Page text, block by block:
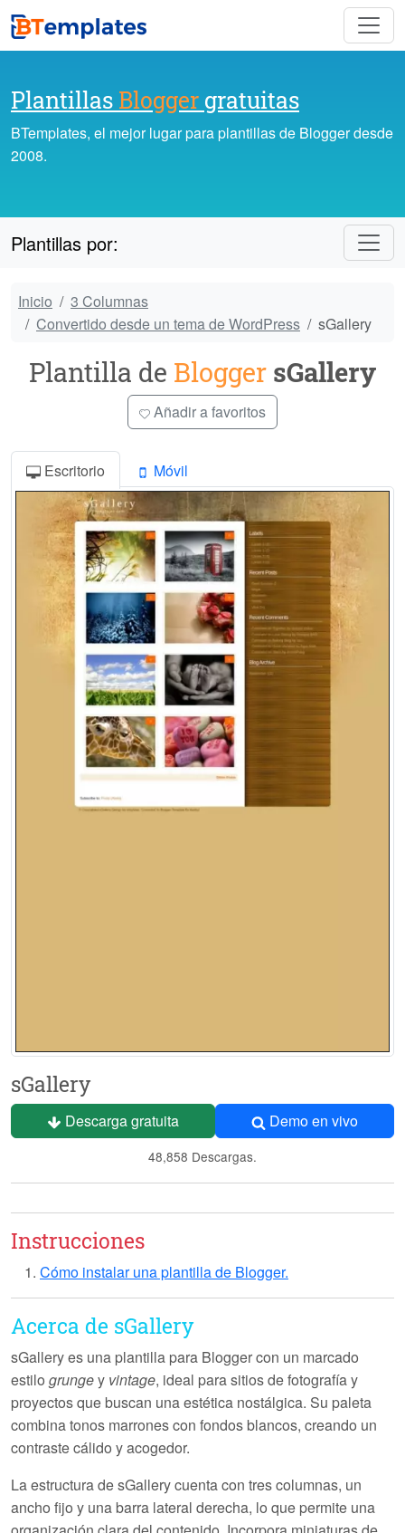
Plantillas Blogger gratuitas
BTemplates, el mejor lugar para plantillas de Blogger desde
2008.
Plantillas por:
Inicio
3 Columnas
Convertido desde un tema de WordPress
sGallery
Plantilla de Blogger sGallery
Añadir a favoritos
sGallery
Descarga gratuita Demo en vivo
48,858 Descargas.
Escritorio Móvil
Instrucciones
Cómo instalar una plantilla de Blogger.
Acerca de sGallery
sGalleryes una plantilla para Blogger con un marcado
estilo grungey vintage, ideal para sitios de fotografía y
proyectos que buscan una estética nostálgica. Su paleta
combina tonos marrones con fondos blancos, creando un
contraste cálido y acogedor.
La estructura desGallerycuenta con tres columnas, un
ancho fijo y una barra lateral derecha, lo que permite una